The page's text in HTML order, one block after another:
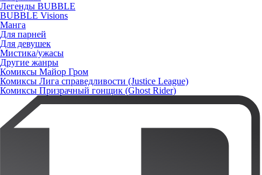
Легенды BUBBLE
BUBBLE Visions
Манга
Для парней
Для девушек
Мистика/ужасы
Другие жанры
Комиксы Майор Гром
Комиксы Лига справедливости (Justice League)
Комиксы Призрачный гонщик (Ghost Rider)